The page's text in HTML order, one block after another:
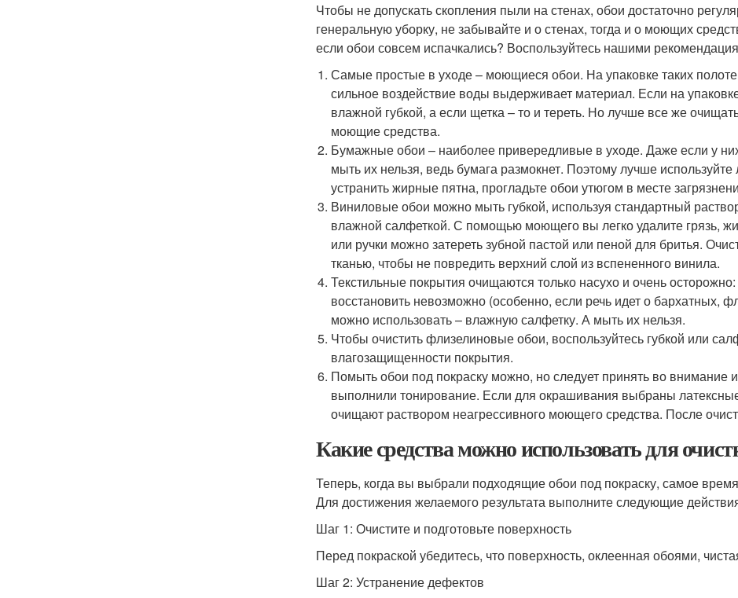
Чтобы не допускать скопления пыли на стенах, обои достаточно
генеральную уборку, не забывайте и о стенах, тогда и о моющих
если обои совсем испачкались? Воспользуйтесь нашими
Самые простые в уходе – моющиеся обои. На упаковке таких
сильное воздействие воды выдерживает материал. Если на
влажной губкой, а если щетка – то и тереть. Но лучше все же
моющие средства.
Бумажные обои – наиболее привередливые в уходе. Даже если у
мыть их нельзя, ведь бумага размокнет. Поэтому лучше используйте
устранить жирные пятна, прогладьте обои утюгом в месте
Виниловые обои можно мыть губкой, используя стандартный
влажной салфеткой. С помощью моющего вы легко удалите грязь,
или ручки можно затереть зубной пастой или пеной для бритья.
тканью, чтобы не повредить верхний слой из вспененного винила.
Текстильные покрытия очищаются только насухо и очень осторожно:
восстановить невозможно (особенно, если речь идет о бархатных,
можно использовать – влажную салфетку. А мыть их нельзя.
Чтобы очистить флизелиновые обои, воспользуйтесь губкой или
влагозащищенности покрытия.
Помыть обои под покраску можно, но следует принять во внимание
выполнили тонирование. Если для окрашивания выбраны
очищают раствором неагрессивного моющего средства. После
Какие средства можно использовать для
Теперь, когда вы выбрали подходящие обои под покраску, самое
Для достижения желаемого результата выполните следующие
Шаг 1: Очистите и подготовьте поверхность
Перед покраской убедитесь, что поверхность, оклеенная обоями,
Шаг 2: Устранение дефектов